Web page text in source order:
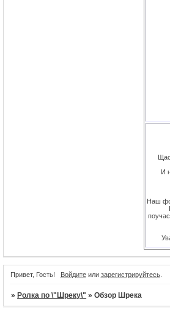
И
Наш
Привет, Гость! Войдитеили зарегистрируйтесь.
»Ролка по \"Шреку\" »Обзор Шрека